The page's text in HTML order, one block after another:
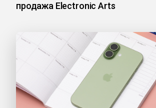
продажа Electronic Arts